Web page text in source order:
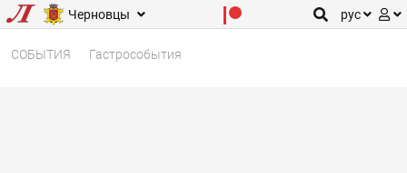
Черновцы рус
СОБЫТИЯ Гастрособытия